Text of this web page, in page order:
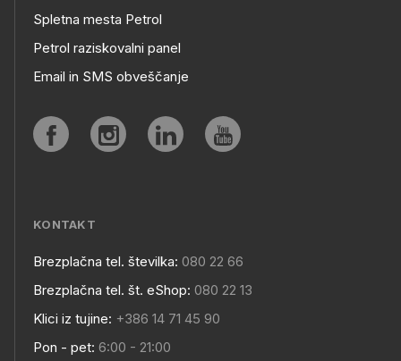
MOBILNE
APLIKACIJE
SPLETNA
Spletna mesta Petrol
Petrol raziskovalni panel
Email in SMS obveščanje
KONTAKT
Kontakt
Brezplačna tel. številka: 080 22 66
Brezplačna tel. št. eShop: 080 22 13
Klici iz tujine: +386 14 71 45 90
Pon - pet: 6:00 - 21:00